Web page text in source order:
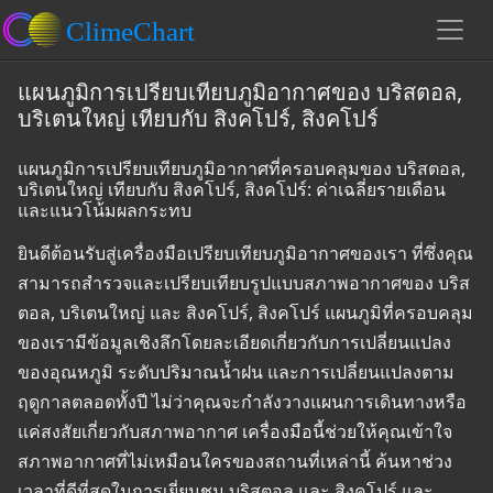
แผนภูมิการเปรียบเทียบภูมิอากาศของ บริสตอล,
บริเตนใหญ่ เทียบกับ สิงคโปร์, สิงคโปร์
แผนภูมิการเปรียบเทียบภูมิอากาศที่ครอบคลุมของ บริสตอล,
บริเตนใหญ่ เทียบกับ สิงคโปร์, สิงคโปร์: ค่าเฉลี่ยรายเดือน
และแนวโน้มผลกระทบ
ยินดีต้อนรับสู่เครื่องมือเปรียบเทียบภูมิอากาศของเรา ที่ซึ่งคุณ
สามารถสำรวจและเปรียบเทียบรูปแบบสภาพอากาศของ บริส
ตอล, บริเตนใหญ่ และ สิงคโปร์, สิงคโปร์ แผนภูมิที่ครอบคลุม
ของเรามีข้อมูลเชิงลึกโดยละเอียดเกี่ยวกับการเปลี่ยนแปลง
ของอุณหภูมิ ระดับปริมาณน้ำฝน และการเปลี่ยนแปลงตาม
ฤดูกาลตลอดทั้งปี ไม่ว่าคุณจะกำลังวางแผนการเดินทางหรือ
แค่สงสัยเกี่ยวกับสภาพอากาศ เครื่องมือนี้ช่วยให้คุณเข้าใจ
สภาพอากาศที่ไม่เหมือนใครของสถานที่เหล่านี้ ค้นหาช่วง